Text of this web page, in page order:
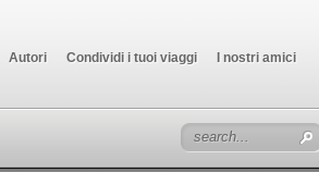
Autori Condividi i tuoi viaggi I nostri amici